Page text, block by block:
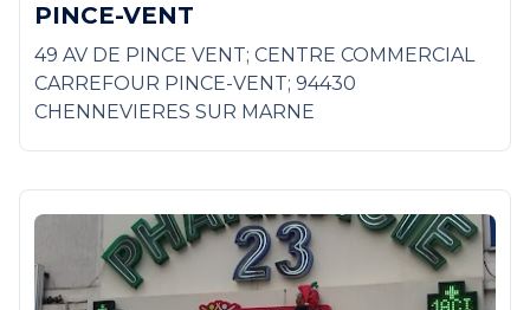
PINCE-VENT
49 AV DE PINCE VENT; CENTRE COMMERCIAL
CARREFOUR PINCE-VENT; 94430
CHENNEVIERES SUR MARNE